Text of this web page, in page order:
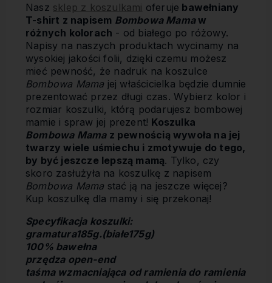
Nasz sklep z koszulkami oferuje bawełniany
T-shirt z napisem Bombowa Mamaw
różnych kolorach - od białego po różowy.
Napisy na naszych produktach wycinamy na
wysokiej jakości folii, dzięki czemu możesz
mieć pewność, że nadruk na koszulce
Bombowa Mama jej właścicielka będzie dumnie
prezentować przez długi czas. Wybierz kolor i
rozmiar koszulki, którą podarujesz bombowej
mamie i spraw jej prezent! Koszulka
Bombowa Mamaz pewnością wywoła na jej
twarzy wiele uśmiechu i zmotywuje do tego,
by być jeszcze lepszą mamą. Tylko, czy
skoro zasłużyła na koszulkę z napisem
Bombowa Mama stać ją na jeszcze więcej?
Kup koszulkę dla mamy i się przekonaj!
Specyfikacja koszulki:
gramatura185g.(białe175g)
100% bawełna
przędza open-end
taśma wzmacniająca od ramienia do ramienia